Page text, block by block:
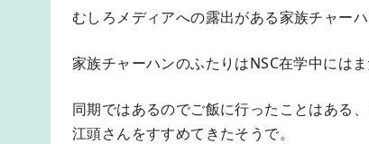
むしろメディアへの露出がある家族チャー
家族チャーハンのふたりはNSC在学中には
同期ではあるのでご飯に行ったことはある
江頭さんをすすめてきたそうで。